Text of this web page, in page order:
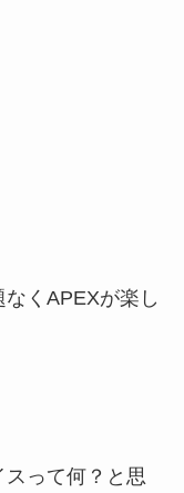
くAPEXが楽し
って何？と思